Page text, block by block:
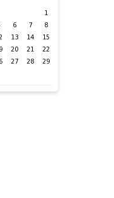
1
6 7
8
13 14
15
20 21
22
27 28
29